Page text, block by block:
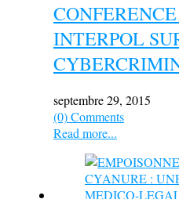
INTERPOL
septembre 29, 2015
(0) Comments
Read more...